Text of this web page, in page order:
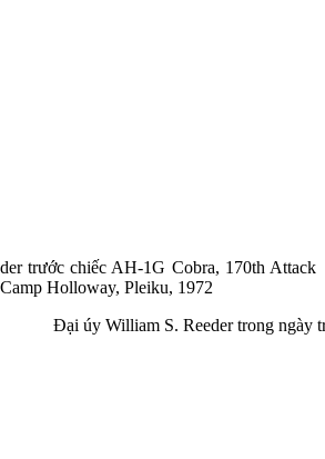
trước chiếc AH-1G Cobra, 170th Attack
Holloway, Pleiku, 1972